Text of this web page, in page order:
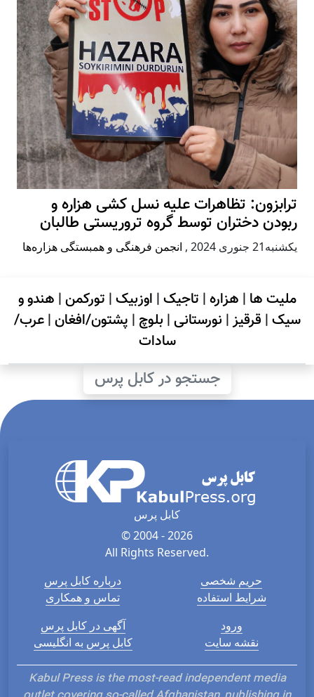
ترابزون: تظاهرات علیه نسل کشی هزاره و
ربودن دختران توسط گروه تروریستی طالبان
يكشنبه21 جنوری 2024 , انجمن فرهنگی و همبستگی هزاره‌ها
ملیت ها | هزاره| تاجیک| اوزبیک| تورکمن| هندو و
سیک| قرقیز| نورستانی| بلوچ | پشتون/افغان|عرب/
سادات
جستجو در کابل پرس
کابل پرس
© 2004 - 2026
All Rights Reserved.
درباره کابل پرس
تماس و همکاری
حریم شخصی
شرایط استفاده
آگهی در کابل پرس
کابل پرس به انگلیسی
ورود
نقشه سایت
Kabul Press is the most-read independent media